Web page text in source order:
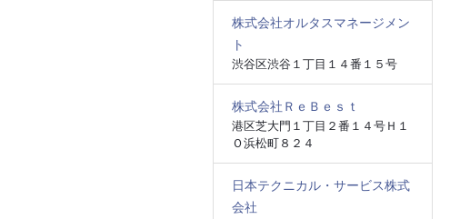
株式会社オルタスマネージメン
ト
渋谷区渋谷１丁目１４番１５号
株式会社ＲｅＢｅｓｔ
港区芝大門１丁目２番１４号Ｈ１
Ｏ浜松町８２４
日本テクニカル・サービス株式
会社